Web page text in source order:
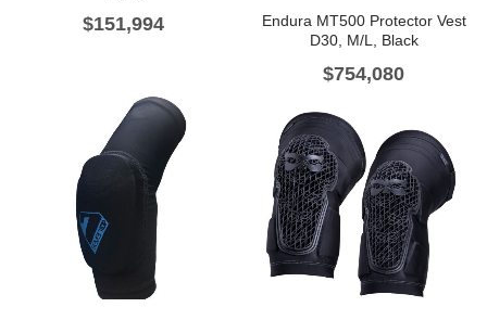
$151,994
Endura MT500 Protector Vest
D30, M/L, Black
$754,080